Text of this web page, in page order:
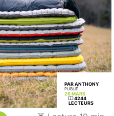
PAR ANTHONY
PUBLIÉ
26 MARS
4244
LECTEURS